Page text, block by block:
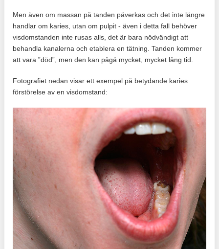
Men även om massan på tanden påverkas och det inte längre
handlar om karies, utan om pulpit - även i detta fall behöver
visdomstanden inte rusas alls, det är bara nödvändigt att
behandla kanalerna och etablera en tätning. Tanden kommer
att vara ”död”, men den kan pågå mycket, mycket lång tid.
Fotografiet nedan visar ett exempel på betydande karies
förstörelse av en visdomstand: